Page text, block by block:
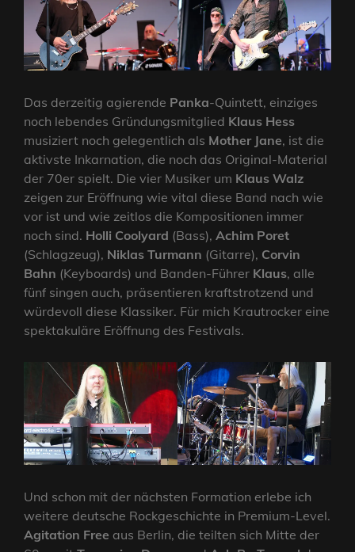
Das derzeitig agierende Panka-Quintett, einziges
noch lebendes Gründungsmitglied Klaus Hess
musiziert noch gelegentlich als Mother Jane, ist die
aktivste Inkarnation, die noch das Original-Material
der 70er spielt. Die vier Musiker um Klaus Walz
zeigen zur Eröffnung wie vital diese Band nach wie
vor ist und wie zeitlos die Kompositionen immer
noch sind. Holli Coolyard (Bass), Achim Poret
(Schlagzeug), Niklas Turmann (Gitarre), Corvin
Bahn (Keyboards) und Banden-Führer Klaus, alle
fünf singen auch, präsentieren kraftstrotzend und
würdevoll diese Klassiker. Für mich Krautrocker eine
spektakuläre Eröffnung des Festivals.
Und schon mit der nächsten Formation erlebe ich
weitere deutsche Rockgeschichte in Premium-Level.
Agitation Free aus Berlin, die teilten sich Mitte der